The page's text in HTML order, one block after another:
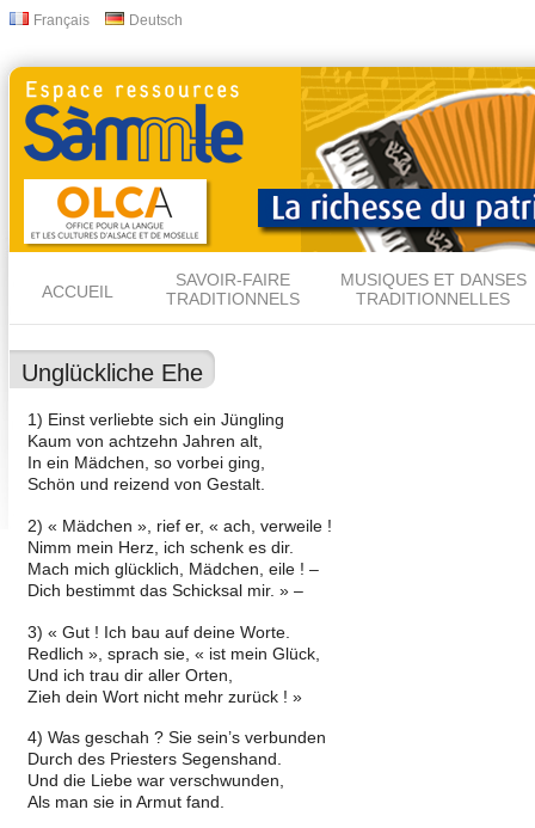
Français Deutsch
ACCUEIL
SAVOIR-FAIRE
TRADITIONNELS
MUSIQUES ET DANSES
TRADITIONNELLES
Unglückliche Ehe
1) Einst verliebte sich ein Jüngling
Kaum von achtzehn Jahren alt,
In ein Mädchen, so vorbei ging,
Schön und reizend von Gestalt.
2) « Mädchen », rief er, « ach, verweile !
Nimm mein Herz, ich schenk es dir.
Mach mich glücklich, Mädchen, eile ! –
Dich bestimmt das Schicksal mir. » –
3) « Gut ! Ich bau auf deine Worte.
Redlich », sprach sie, « ist mein Glück,
Und ich trau dir aller Orten,
Zieh dein Wort nicht mehr zurück ! »
4) Was geschah ? Sie sein’s verbunden
Durch des Priesters Segenshand.
Und die Liebe war verschwunden,
Als man sie in Armut fand.